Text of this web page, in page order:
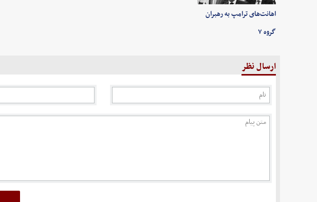
اهانت‌های ترامپ به رهبران
گروه ۷
ارسال نظر